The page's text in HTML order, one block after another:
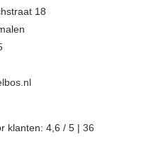
18
klanten: 4,6 / 5 | 36